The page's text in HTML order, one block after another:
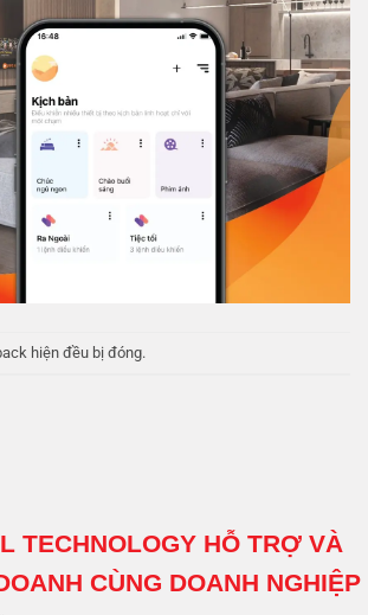
hiện đều bị đóng.
TECHNOLOGY HỖ TRỢ VÀ
CÙNG DOANH NGHIỆP